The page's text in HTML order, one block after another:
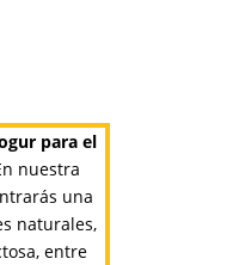
para el
nuestra
una
naturales,
entre